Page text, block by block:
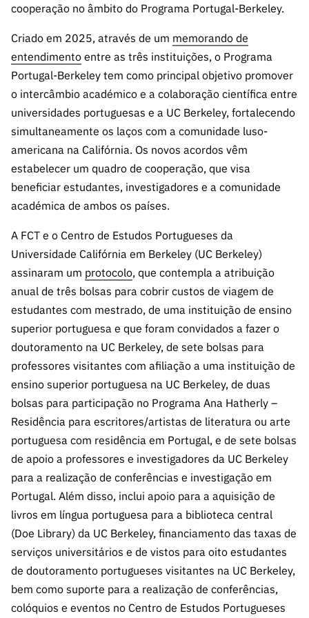
s
públicas
Manifesta
ções de
Interesse
FCCN,
digitais da
FCT
Canais de
Denúncia
s
PRR –
“Ciência +
Digital” e
“Ciência +
Capacitaç
ão”
cooperação no âmbito do Programa Portugal-Berkeley.
Criado em 2025, através de um memorando de
entendimento entre as três instituições, o Programa
Portugal-Berkeley tem como principal objetivo promover
o intercâmbio académico e a colaboração científica entre
universidades portuguesas e a UC Berkeley, fortalecendo
simultaneamente os laços com a comunidade luso-
americana na Califórnia. Os novos acordos vêm
estabelecer um quadro de cooperação, que visa
beneficiar estudantes, investigadores e a comunidade
académica de ambos os países.
A FCT e o Centro de Estudos Portugueses da
Universidade Califórnia em Berkeley (UC Berkeley)
assinaram um protocolo, que contempla a atribuição
anual de três bolsas para cobrir custos de viagem de
estudantes com mestrado, de uma instituição de ensino
superior portuguesa e que foram convidados a fazer o
doutoramento na UC Berkeley, de sete bolsas para
professores visitantes com afiliação a uma instituição de
ensino superior portuguesa na UC Berkeley, de duas
bolsas para participação no Programa Ana Hatherly –
Residência para escritores/artistas de literatura ou arte
portuguesa com residência em Portugal, e de sete bolsas
de apoio a professores e investigadores da UC Berkeley
para a realização de conferências e investigação em
Portugal. Além disso, inclui apoio para a aquisição de
livros em língua portuguesa para a biblioteca central
(Doe Library) da UC Berkeley, financiamento das taxas de
serviços universitários e de vistos para oito estudantes
de doutoramento portugueses visitantes na UC Berkeley,
bem como suporte para a realização de conferências,
colóquios e eventos no Centro de Estudos Portugueses